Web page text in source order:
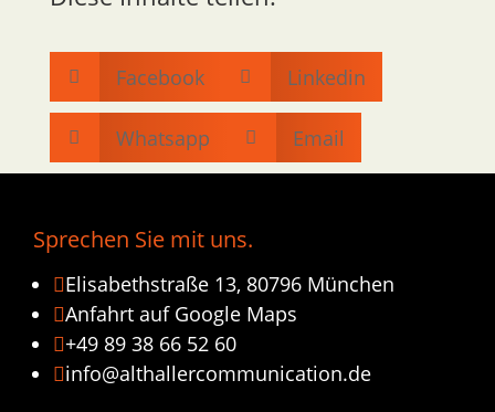
 Facebook  Linkedin
 Whatsapp  Email
Sprechen Sie mit uns.
Elisabethstraße 13, 80796 München
Anfahrt auf Google Maps
+49 89 38 66 52 60
info@althallercommunication.de